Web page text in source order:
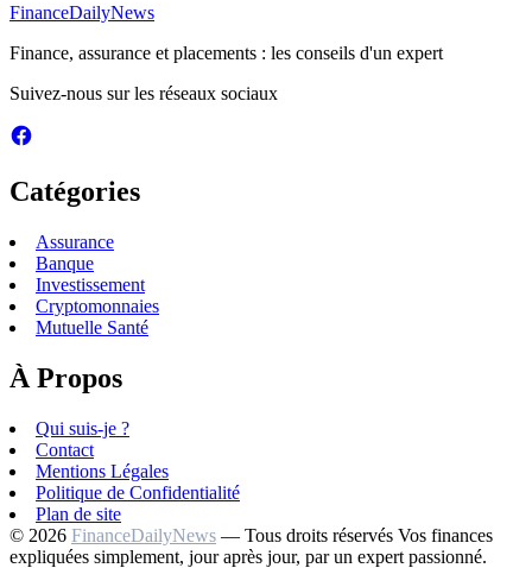
FinanceDailyNews
Finance, assurance et placements : les conseils d'un expert
Suivez-nous sur les réseaux sociaux
Catégories
Assurance
Banque
Investissement
Cryptomonnaies
Mutuelle Santé
À Propos
Qui suis-je ?
Contact
Mentions Légales
Politique de Confidentialité
Plan de site
© 2026 FinanceDailyNews — Tous droits réservés Vos finances
expliquées simplement, jour après jour, par un expert passionné.